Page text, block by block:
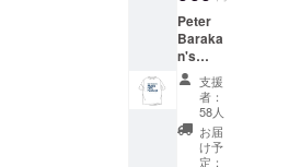
入くだ
さい
Peter
Baraka
n's
Music
Film
Festival
2025を
デザイ
ンしたT
支援
者：
58人
お届
け予
定：